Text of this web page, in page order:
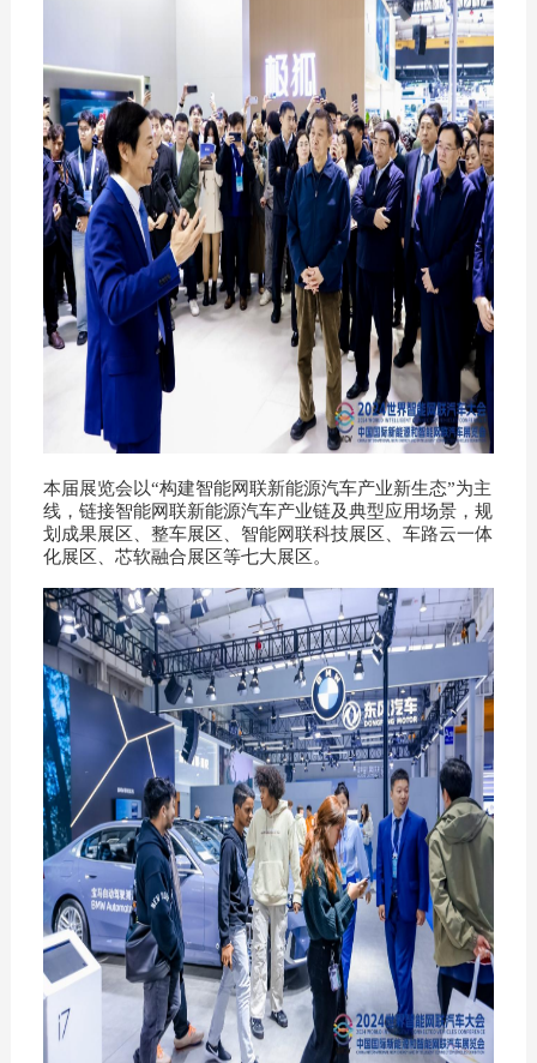
本届展览会以“构建智能网联新能源汽车产业新生态”为主
线，链接智能网联新能源汽车产业链及典型应用场景，规
划成果展区、整车展区、智能网联科技展区、车路云一体
化展区、芯软融合展区等七大展区。